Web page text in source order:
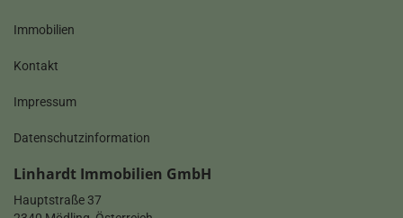
Immobilien
Kontakt
Impressum
Datenschutzinformation
Linhardt Immobilien GmbH
Hauptstraße 37